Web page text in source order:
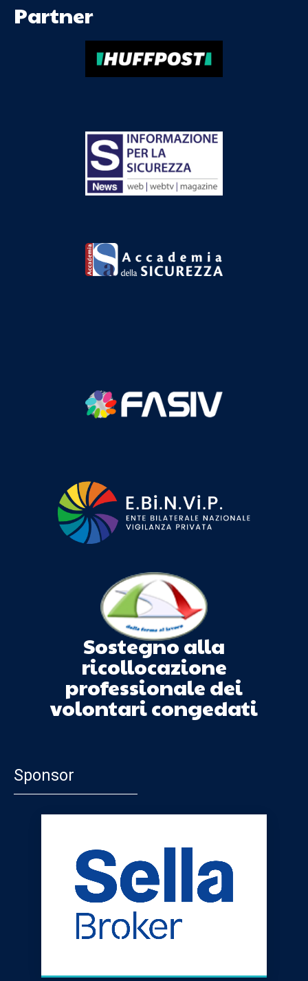
Partner
Sostegno alla
ricollocazione
professionale dei
volontari congedati
Sponsor